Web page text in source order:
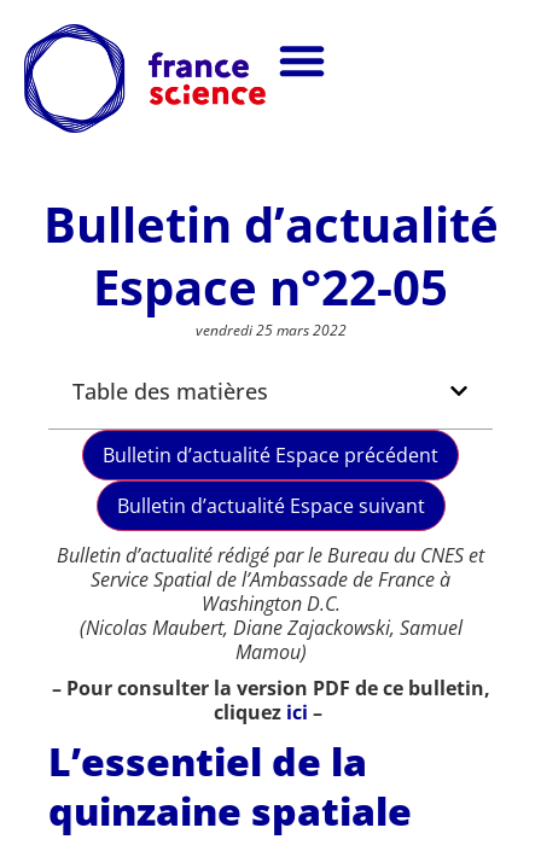
Bulletin d’actualité
Espace n°22-05
vendredi 25 mars 2022
Bulletin d’actualité Espace précédent
Bulletin d’actualité Espace suivant
Bulletin d’actualité rédigé par le Bureau du CNES et
Service Spatial de l’Ambassade de France à
Washington D.C.
(Nicolas Maubert, Diane Zajackowski, Samuel
Mamou)
– Pour consulter la version PDF de ce bulletin,
cliquez ici –
L’essentiel de la
quinzaine spatiale
Table des matières